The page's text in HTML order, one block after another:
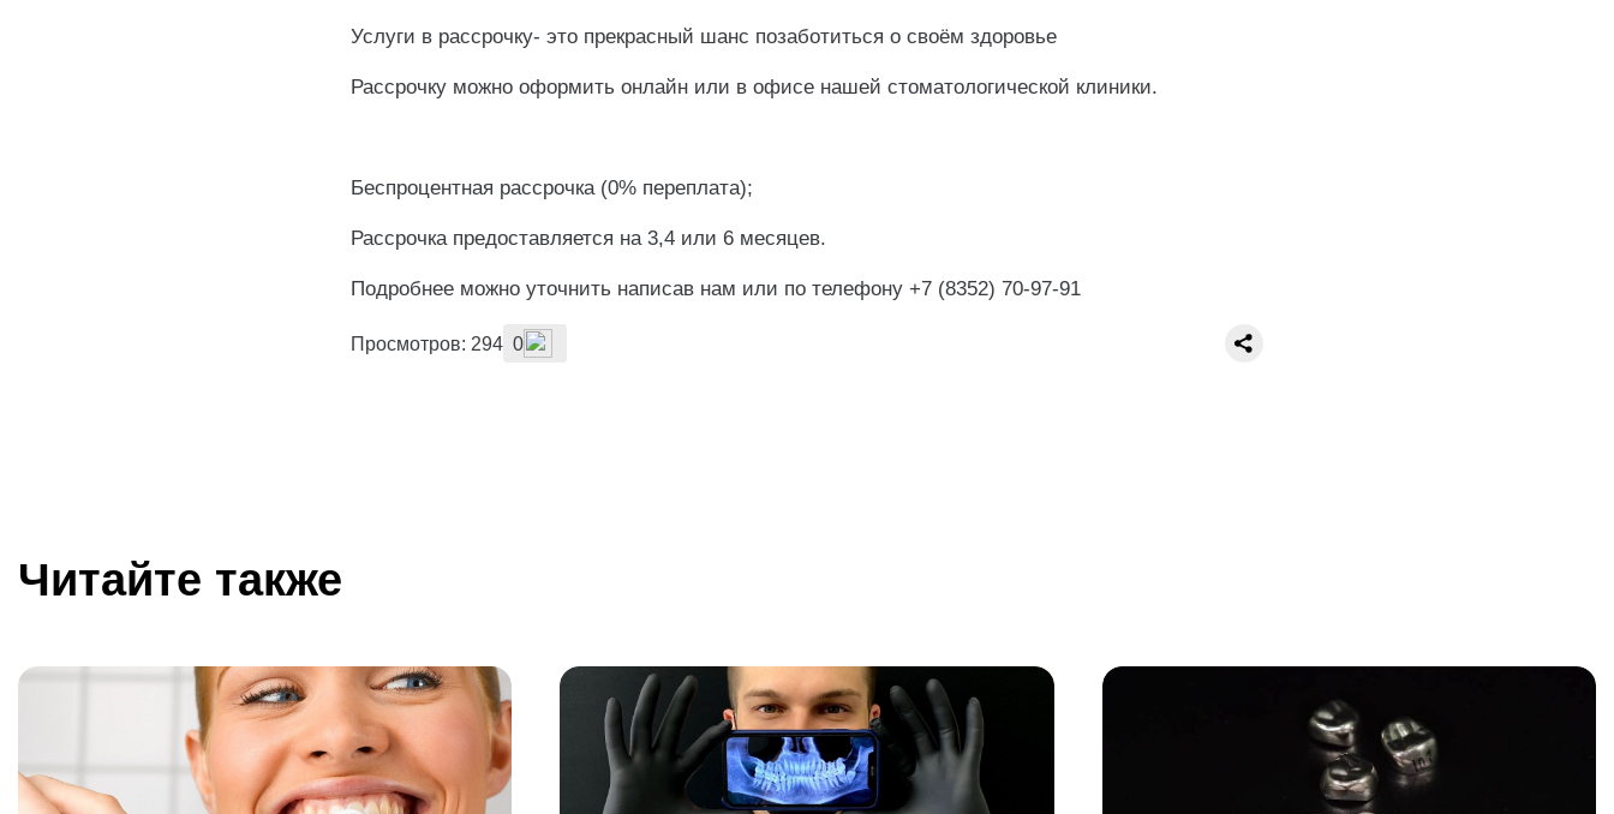
Услуги в рассрочку- это прекрасный шанс позаботиться о своём здоровье
Рассрочку можно оформить онлайн или в офисе нашей стоматологической клиники.
Беспроцентная рассрочка (0% переплата);
Рассрочка предоставляется на 3,4 или 6 месяцев.
Подробнее можно уточнить написав нам или по телефону +7 (8352) 70-97-91
Просмотров: 294 0
Читайте также